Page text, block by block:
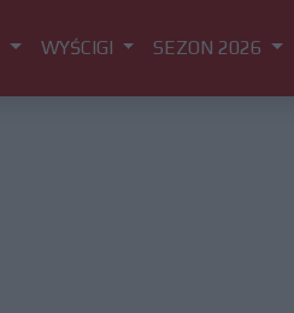
WYŚCIGI SEZON 2026